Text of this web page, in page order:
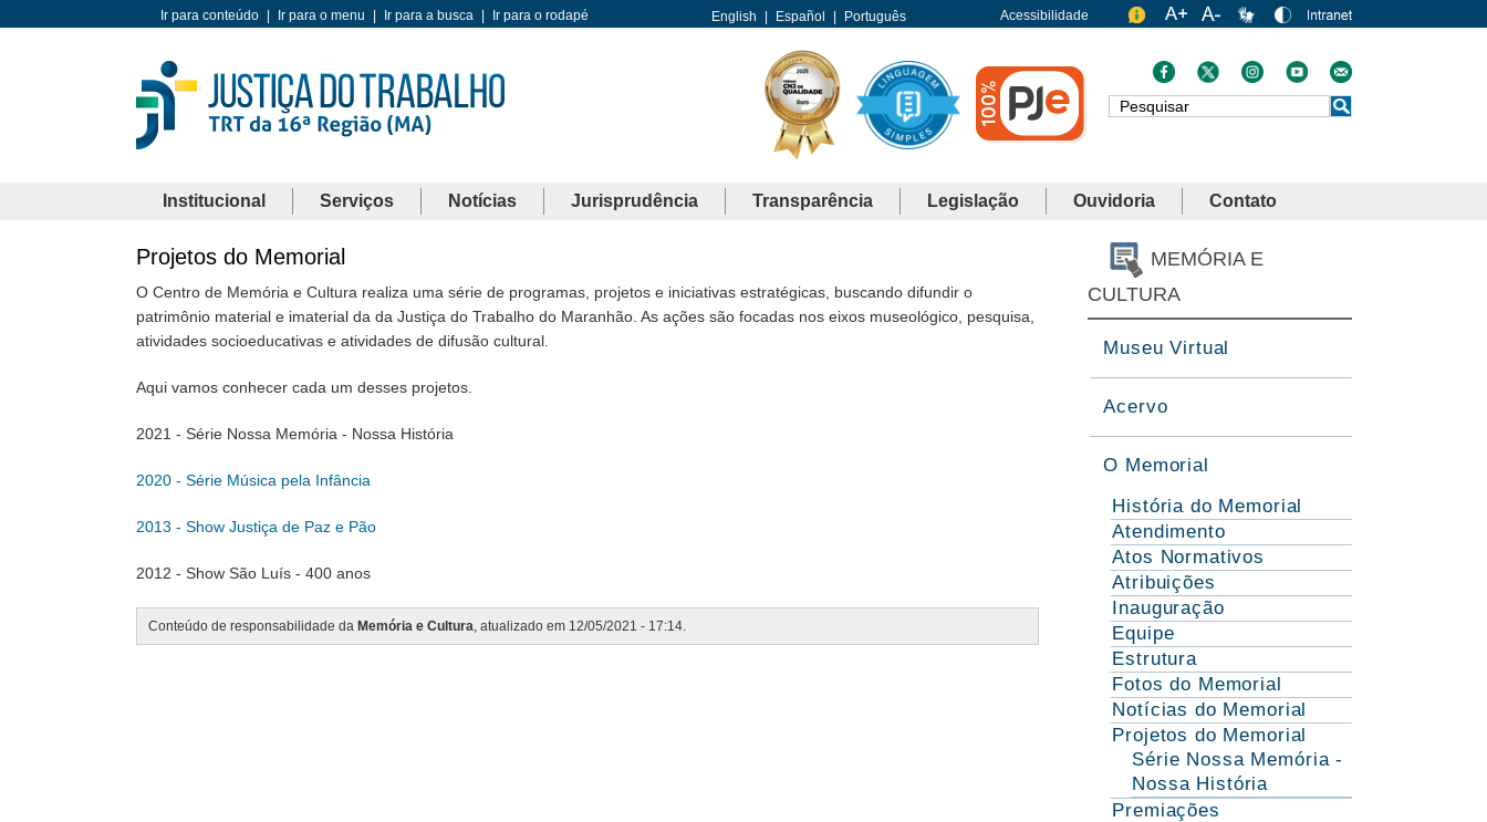
Ir para conteúdo Ir para o menu Ir para a busca Ir para o rodapé English Español Português Acessibilidade
Busca
Institucional Serviços Notícias Jurisprudência Transparência Legislação Ouvidoria Contato
Projetos do Memorial
O Centro de Memória e Cultura realiza uma série de programas, projetos e iniciativas estratégicas, buscando difundir o
patrimônio material e imaterial da da Justiça do Trabalho do Maranhão. As ações são focadas nos eixos museológico, pesquisa,
atividades socioeducativas e atividades de difusão cultural.
Aqui vamos conhecer cada um desses projetos.
2021 - Série Nossa Memória - Nossa História
2020 - Série Música pela Infância
2013 - Show Justiça de Paz e Pão
2012 - Show São Luís - 400 anos
Conteúdo de responsabilidade da Memória e Cultura, atualizado em 12/05/2021 - 17:14.
MEMÓRIA E
CULTURA
Museu Virtual
Acervo
O Memorial
História do Memorial
Atendimento
Atos Normativos
Atribuições
Inauguração
Equipe
Estrutura
Fotos do Memorial
Notícias do Memorial
Projetos do Memorial
Série Nossa Memória -
Nossa História
Premiações